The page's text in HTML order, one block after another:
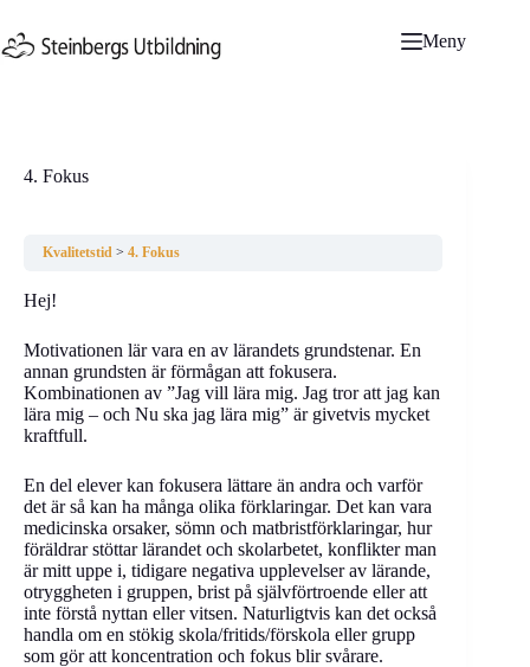
till
innehåll
Meny
4. Fokus
Kvalitetstid 4. Fokus
Hej!
Motivationen lär vara en av lärandets grundstenar. En
annan grundsten är förmågan att fokusera.
Kombinationen av ”Jag vill lära mig. Jag tror att jag kan
lära mig – och Nu ska jag lära mig” är givetvis mycket
kraftfull.
En del elever kan fokusera lättare än andra och varför
det är så kan ha många olika förklaringar. Det kan vara
medicinska orsaker, sömn och matbristförklaringar, hur
föräldrar stöttar lärandet och skolarbetet, konflikter man
är mitt uppe i, tidigare negativa upplevelser av lärande,
otryggheten i gruppen, brist på självförtroende eller att
inte förstå nyttan eller vitsen. Naturligtvis kan det också
handla om en stökig skola/fritids/förskola eller grupp
som gör att koncentration och fokus blir svårare.